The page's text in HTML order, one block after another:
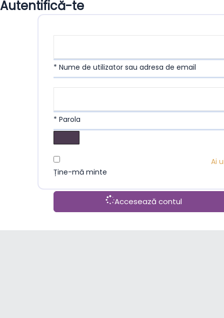
Autentifică-te
* Nume de utilizator sau adresa de email
* Parola
Ține-mă minte
Accesează contul
Ai